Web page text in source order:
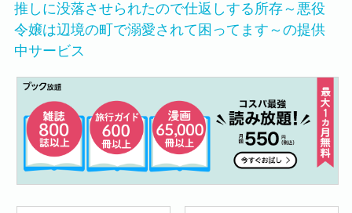
推しに没落させられたので仕返しする所存～悪役
令嬢は辺境の町で溺愛されて困ってます～の提供
中サービス